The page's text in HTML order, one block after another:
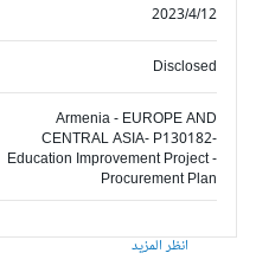
2023/4/12
Disclosed
Armenia - EUROPE AND
CENTRAL ASIA- P130182-
Education Improvement Project -
Procurement Plan
انظر المزيد